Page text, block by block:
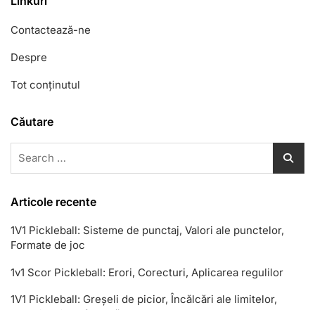
Contactează-ne
Despre
Tot conținutul
Căutare
Articole recente
1V1 Pickleball: Sisteme de punctaj, Valori ale punctelor,
Formate de joc
1v1 Scor Pickleball: Erori, Corecturi, Aplicarea regulilor
1V1 Pickleball: Greșeli de picior, Încălcări ale limitelor,